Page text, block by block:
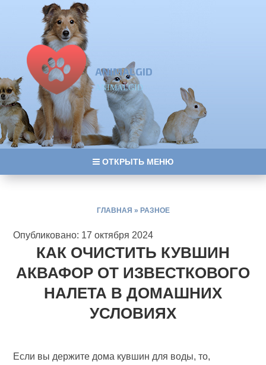
ANIMALGID
ANIMALGID
ОТКРЫТЬ МЕНЮ
ГЛАВНАЯ » РАЗНОЕ
Опубликовано: 17 октября 2024
КАК ОЧИСТИТЬ КУВШИН
АКВАФОР ОТ ИЗВЕСТКОВОГО
НАЛЕТА В ДОМАШНИХ
УСЛОВИЯХ
Если вы держите дома кувшин для воды, то,